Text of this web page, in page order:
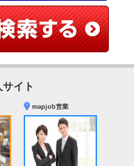
イト
mapjob営業